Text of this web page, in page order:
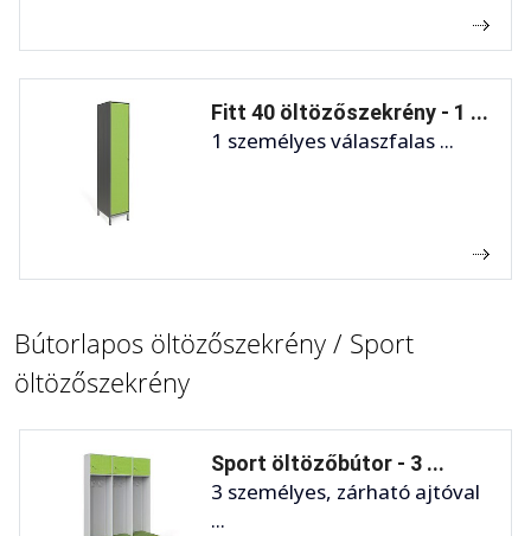
Fitt 40 öltözőszekrény - 1 ...
1 személyes válaszfalas ...
Bútorlapos öltözőszekrény / Sport
öltözőszekrény
Sport öltözőbútor - 3 ...
3 személyes, zárható ajtóval
...